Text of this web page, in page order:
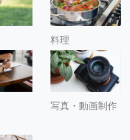
料理
写真・動画制作